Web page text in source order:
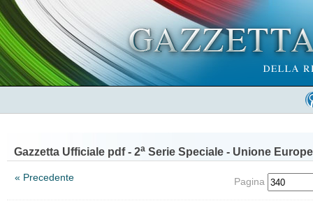
Gazzetta Ufficiale pdf - 2a Serie Speciale - Unione
« Precedente Pagina